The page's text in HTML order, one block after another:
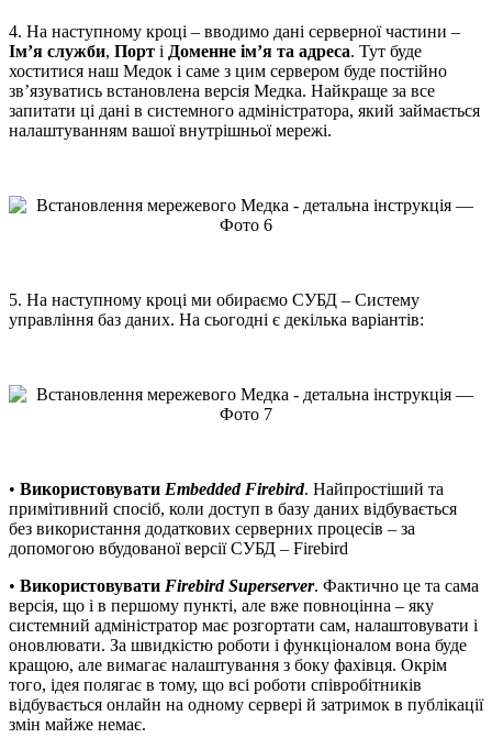
4. На наступному кроці – вводимо дані серверної частини –
Ім’я служби, Порт і Доменне ім’я та адреса. Тут буде
хоститися наш Медок і саме з цим сервером буде постійно
зв’язуватись встановлена версія Медка. Найкраще за все
запитати ці дані в системного адміністратора, який займається
налаштуванням вашої внутрішньої мережі.
5. На наступному кроці ми обираємо СУБД – Систему
управління баз даних. На сьогодні є декілька варіантів:
• Використовувати Embedded Firebird. Найпростіший та
примітивний спосіб, коли доступ в базу даних відбувається
без використання додаткових серверних процесів – за
допомогою вбудованої версії СУБД – Firebird
• Використовувати Firebird Superserver. Фактично це та сама
версія, що і в першому пункті, але вже повноцінна – яку
системний адміністратор має розгортати сам, налаштовувати і
оновлювати. За швидкістю роботи і функціоналом вона буде
кращою, але вимагає налаштування з боку фахівця. Окрім
того, ідея полягає в тому, що всі роботи співробітників
відбувається онлайн на одному сервері й затримок в публікації
змін майже немає.